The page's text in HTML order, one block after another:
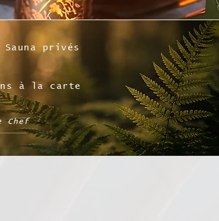
Sauna privés
à la carte
Chef